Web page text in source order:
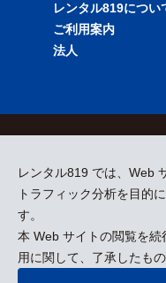
レンタル819 では、Web
トラフィック分析を目的
す。
本 Web サイトの閲覧を
用に関して、了承したもの
バイクを探す
店舗を探す
レンタル819につい
料金表
ご利用案内
法人
採用情報
kizuki Rental